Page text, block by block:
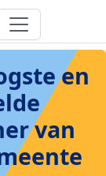
en
van